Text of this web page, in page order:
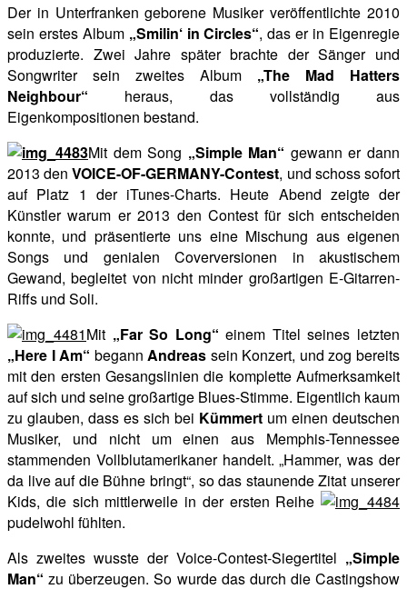
Der in Unterfranken geborene Musiker veröffentlichte 2010
sein erstes Album „Smilin‘ in Circles“, das er in Eigenregie
produzierte. Zwei Jahre später brachte der Sänger und
Songwriter sein zweites Album „The Mad Hatters
Neighbour“ heraus, das vollständig aus
Eigenkompositionen bestand.
Mit dem Song „Simple Man“ gewann er dann
2013 denVOICE-OF-GERMANY-Contest, und schoss sofort
auf Platz 1 der iTunes-Charts. Heute Abend zeigte der
Künstler warum er 2013 den Contest für sich entscheiden
konnte, und präsentierte uns eine Mischung aus eigenen
Songs und genialen Coverversionen in akustischem
Gewand, begleitet von nicht minder großartigen E-Gitarren-
Riffs und Soli.
Mit „Far So Long“ einem Titel seines letzten
„Here I Am“ begannAndreas sein Konzert, und zog bereits
mit den ersten Gesangslinien die komplette Aufmerksamkeit
auf sich und seine großartige Blues-Stimme. Eigentlich kaum
zu glauben, dass es sich bei Kümmert um einen deutschen
Musiker, und nicht um einen aus Memphis-Tennessee
stammenden Vollblutamerikaner handelt. „Hammer, was der
da live auf die Bühne bringt“, so das staunende Zitat unserer
Kids, die sich mittlerweile in der ersten Reihe
pudelwohl fühlten.
Als zweites wusste der Voice-Contest-Siegertitel „Simple
Man“ zu überzeugen. So wurde das durch die Castingshow